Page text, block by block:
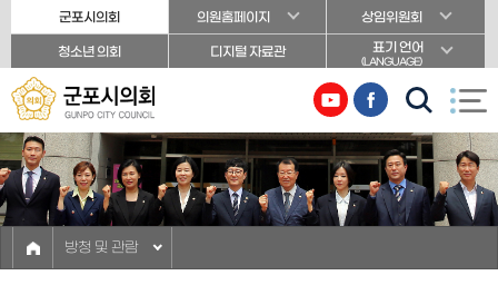
본문바로가기군포시의회 의원홈페이지 상임위원회
청소년 의회 디지털 자료관 표기 언어
(LANGUAGE)
방청 및 관람